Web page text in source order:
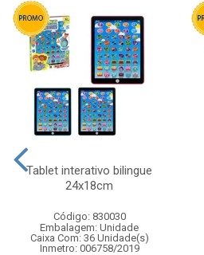
Tablet interativo bilingue
24x18cm
Código: 830030
Embalagem: Unidade
Caixa Com: 36 Unidade(s)
Inmetro: 006758/2019